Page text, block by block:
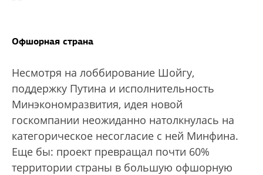
Офшорная страна
Несмотря на лоббирование Шойгу,
поддержку Путина и исполнительность
Минэкономразвития, идея новой
госкомпании неожиданно натолкнулась на
категорическое несогласие с ней Минфина.
Еще бы: проект превращал почти 60%
территории страны в большую офшорную